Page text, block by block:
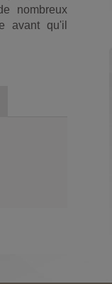
nombreux
avant qu'il